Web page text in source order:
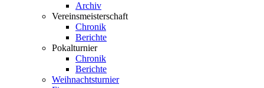
Archiv
Vereinsmeisterschaft
Chronik
Berichte
Pokalturnier
Chronik
Berichte
Weihnachtsturnier